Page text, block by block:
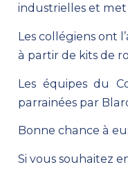
industrielles et met
Les collégiens ont
à partir de kits de
Les équipes du
parrainées par
Bonne chance à
Si vous souhaitez